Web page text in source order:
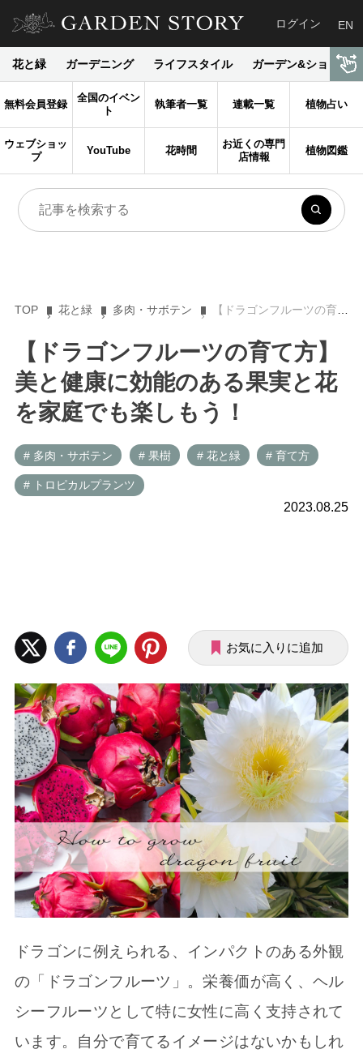
ログイン EN
花と緑 ガーデニング ライフスタイル ガーデン&ショップ
無料会員登録
全国のイベン
ト
執筆者一覧 連載一覧 植物占い
ウェブショッ
プ
YouTube 花時間
お近くの専門
店情報
植物図鑑
TOP 花と緑 多肉・サボテン 【ドラゴンフルーツの育て方】美と健康に効能のある果実と花を家庭でも楽しもう！
【ドラゴンフルーツの育て方】
美と健康に効能のある果実と花
を家庭でも楽しもう！
# 多肉・サボテン # 果樹 # 花と緑 # 育て方
# トロピカルプランツ
2023.08.25
お気に入りに追加
ドラゴンに例えられる、インパクトのある外観
の「ドラゴンフルーツ」。栄養価が高く、ヘル
シーフルーツとして特に女性に高く支持されて
います。自分で育てるイメージはないかもしれ